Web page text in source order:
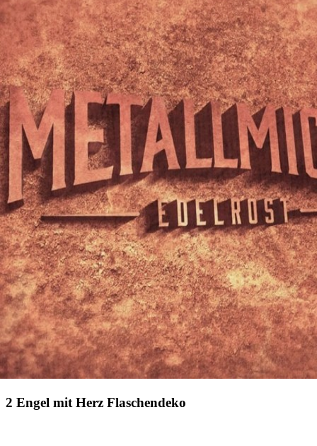
2 Engel mit Herz Flaschendeko